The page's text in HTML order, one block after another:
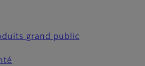
grand public